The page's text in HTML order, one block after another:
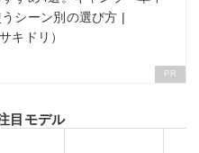
シーン別の選び方 |
キドリ）
PR
目モデル